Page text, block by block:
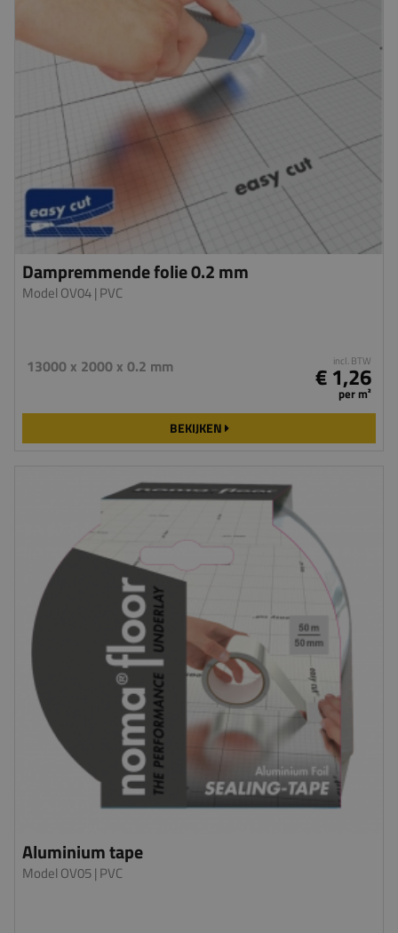
Dampremmende folie 0.2 mm
Model OV04| PVC
13000 x 2000 x 0.2 mm incl. BTW
€ 1,26
per m²
BEKIJKEN
Aluminium tape
Model OV05| PVC